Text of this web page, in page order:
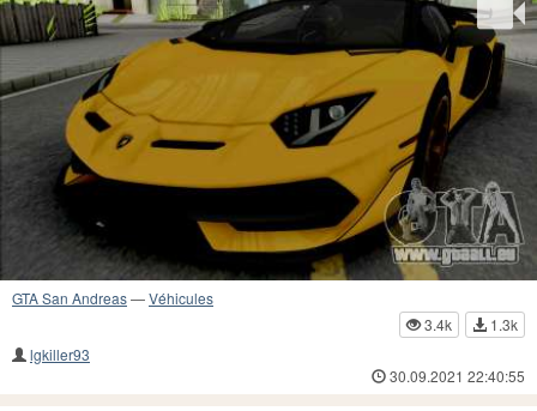
GTA San Andreas—Véhicules
3.4k
1.3k
lgkiller93
30.09.2021 22:40:55